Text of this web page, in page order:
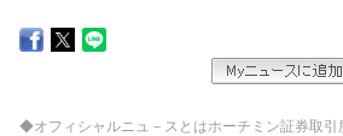
◆オフィシャルニュ－スとはホーチミン証券取